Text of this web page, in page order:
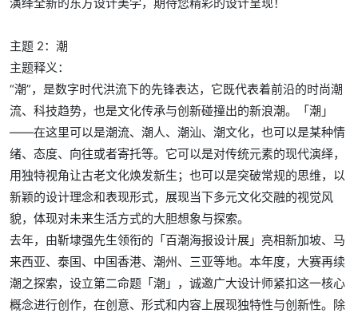
主题 2：潮
主题释义：
“潮”，是数字时代洪流下的先锋表达，它既代表着前沿的时尚潮
流、科技趋势，也是文化传承与创新碰撞出的新浪潮。「潮」
——在这里可以是潮流、潮人、潮汕、潮文化，也可以是某种情
绪、态度、向往或者寄托等。它可以是对传统元素的现代演绎，
用独特视角让古老文化焕发新生；也可以是突破常规的思维，以
新颖的设计理念和表现形式，展现当下多元文化交融的视觉风
貌，体现对未来生活方式的大胆想象与探索。
去年，由靳埭强先生领衔的「百潮海报设计展」亮相新加坡、马
来西亚、泰国、中国香港、潮州、三亚等地。本年度，大赛再续
潮之探索，设立第二命题「潮」，诚邀广大设计师紧扣这一核心
概念进行创作，在创意、形式和内容上展现独特性与创新性。除